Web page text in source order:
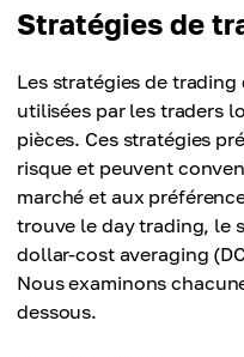
Stratégies de
Les stratégies de
utilisées par les traders
pièces. Ces stratégies
risque et peuvent
marché et aux
trouve le day trading, le
dollar-cost averaging
Nous examinons
dessous.